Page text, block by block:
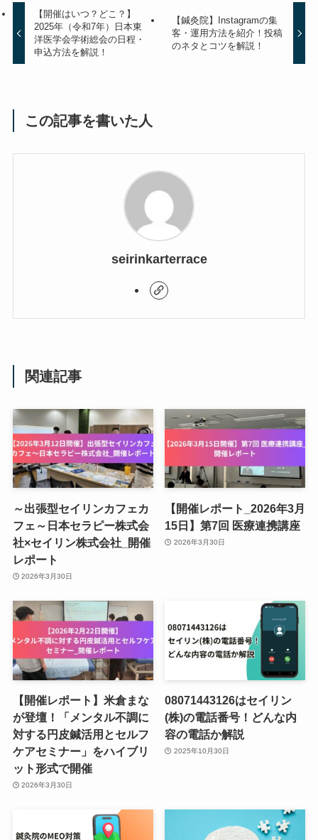
【開催はいつ？どこ？】
2025年（令和7年）日本東
洋医学会学術総会の日程・
申込方法を解説！
【鍼灸院】Instagramの集
客・運用方法を紹介！投稿
のネタとコツを解説！
この記事を書いた人
seirinkarterrace
関連記事
～出張型セイリンカフェカ
フェ～日本セラピー株式会
社×セイリン株式会社_開催
レポート
2026年3月30日
【開催レポート_2026年3月
15日】第7回 医療連携講座
2026年3月30日
【開催レポート】米倉まな
が登壇！「メンタル不調に
対する円皮鍼活用とセルフ
ケアセミナー」をハイブリ
ット形式で開催
2026年3月30日
08071443126はセイリン
(株)の電話番号！どんな内
容の電話か解説
2025年10月30日